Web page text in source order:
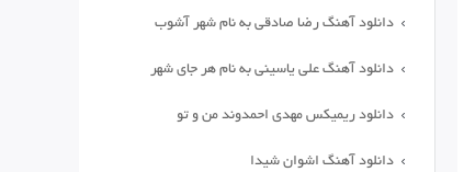
دانلود آهنگ رضا صادقی به نام شهر آشوب
دانلود آهنگ علی یاسینی به نام هر جای شهر
دانلود ریمیکس مهدی احمدوند من و تو
دانلود آهنگ اشوان شیدا